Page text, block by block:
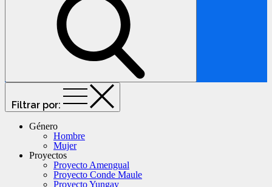
Género
Hombre
Mujer
Proyectos
Proyecto Amengual
Proyecto Conde Maule
Proyecto Yungay